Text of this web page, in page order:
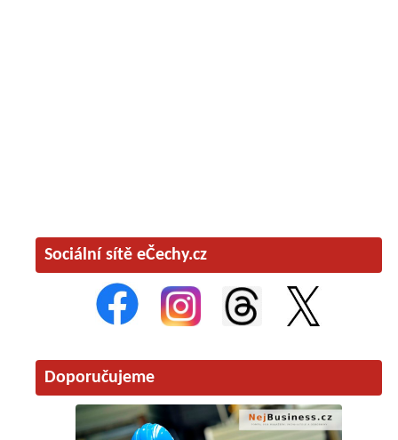
Sociální sítě eČechy.cz
Doporučujeme